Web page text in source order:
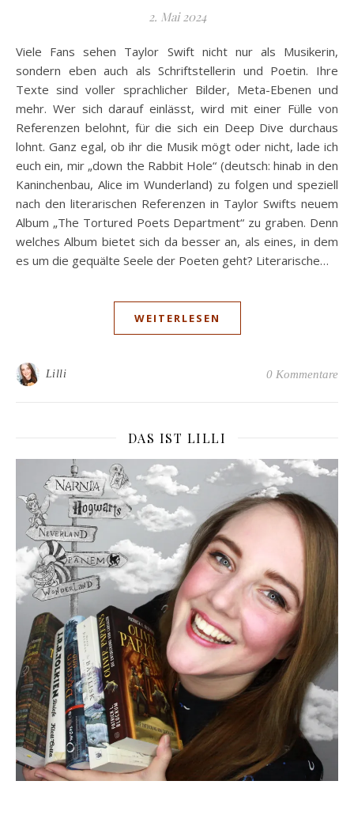
2. Mai 2024
Viele Fans sehen Taylor Swift nicht nur als Musikerin,
sondern eben auch als Schriftstellerin und Poetin. Ihre
Texte sind voller sprachlicher Bilder, Meta-Ebenen und
mehr. Wer sich darauf einlässt, wird mit einer Fülle von
Referenzen belohnt, für die sich ein Deep Dive durchaus
lohnt. Ganz egal, ob ihr die Musik mögt oder nicht, lade ich
euch ein, mir „down the Rabbit Hole“ (deutsch: hinab in den
Kaninchenbau, Alice im Wunderland) zu folgen und speziell
nach den literarischen Referenzen in Taylor Swifts neuem
Album „The Tortured Poets Department“ zu graben. Denn
welches Album bietet sich da besser an, als eines, in dem
es um die gequälte Seele der Poeten geht? Literarische…
WEITERLESEN
Lilli 0 Kommentare
DAS IST LILLI